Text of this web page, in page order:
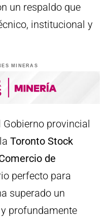
un respaldo que
institucional y
MINERAS
provincial
Toronto Stock
de
perfecto para
superado un
profundamente